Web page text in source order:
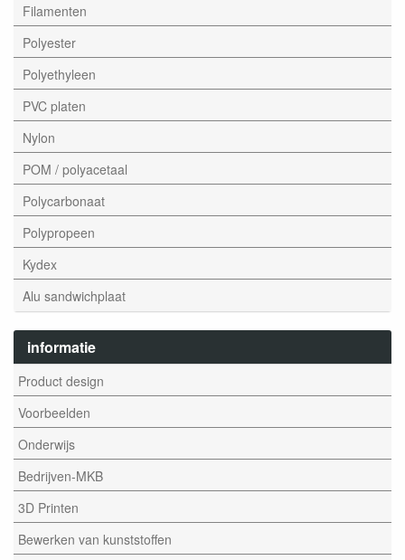
Filamenten
Polyester
Polyethyleen
PVC platen
Nylon
POM / polyacetaal
Polycarbonaat
Polypropeen
Kydex
Alu sandwichplaat
informatie
Product design
Voorbeelden
Onderwijs
Bedrijven-MKB
3D Printen
Bewerken van kunststoffen